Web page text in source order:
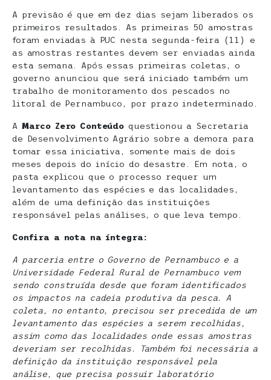
A previsão é que em dez dias sejam liberados os
primeiros resultados. As primeiras 50 amostras
foram enviadas à PUC nesta segunda-feira (11) e
as amostras restantes devem ser enviadas ainda
esta semana. Após essas primeiras coletas, o
governo anunciou que será iniciado também um
trabalho de monitoramento dos pescados no
litoral de Pernambuco, por prazo indeterminado.
A Marco Zero Conteúdo questionou a Secretaria
de Desenvolvimento Agrário sobre a demora para
tomar essa iniciativa, somente mais de dois
meses depois do início do desastre. Em nota, o
pasta explicou que o processo requer um
levantamento das espécies e das localidades,
além de uma definição das instituições
responsável pelas análises, o que leva tempo.
Confira a nota na íntegra:
A parceria entre o Governo de Pernambuco e a
Universidade Federal Rural de Pernambuco vem
sendo construída desde que foram identificados
os impactos na cadeia produtiva da pesca. A
coleta, no entanto, precisou ser precedida de um
levantamento das espécies a serem recolhidas,
assim como das localidades onde essas amostras
deveriam ser recolhidas. Também foi necessária a
definição da instituição responsável pela
análise, que precisa possuir laboratório